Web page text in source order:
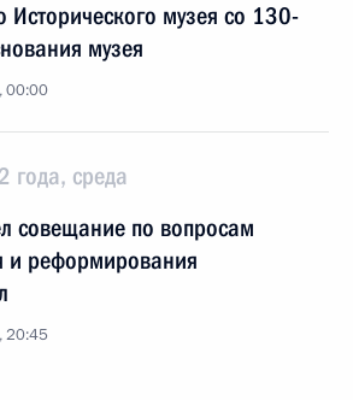
Исторического музея со 130-
музея
00:00
года, среда
совещание по вопросам
и реформирования
20:45